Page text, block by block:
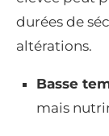
durées de
altérations.
Basse
mais